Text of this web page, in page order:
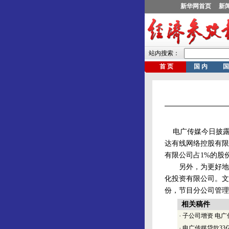
电广传媒今日披露
达有线网络控股有
有限公司占1%的股
另外，为更好地
化投资有限公司。
份，节目分公司管
相关稿件
· 子公司增资 电